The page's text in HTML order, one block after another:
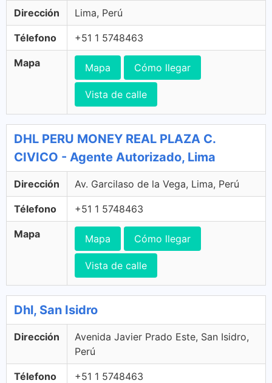
Dirección Lima, Perú
Télefono +51 1 5748463
Mapa Mapa Cómo llegar
Vista de calle
DHL PERU MONEY REAL PLAZA C.
CIVICO - Agente Autorizado, Lima
Dirección Av. Garcilaso de la Vega, Lima, Perú
Télefono +51 1 5748463
Mapa Mapa Cómo llegar
Vista de calle
Dhl, San Isidro
Dirección
Avenida Javier Prado Este, San Isidro,
Perú
Télefono +51 1 5748463